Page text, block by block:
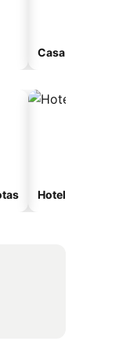
Casa de huéspedes
Hoteles con spa